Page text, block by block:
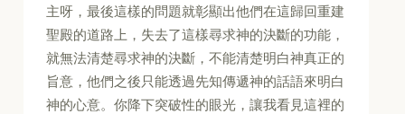
主呀，最後這樣的問題就彰顯出他們在這歸回重建
聖殿的道路上，失去了這樣尋求神的決斷的功能，
就無法清楚尋求神的決斷，不能清楚明白神真正的
旨意，他們之後只能透過先知傳遞神的話語來明白
神的心意。你降下突破性的眼光，讓我看見這裡的